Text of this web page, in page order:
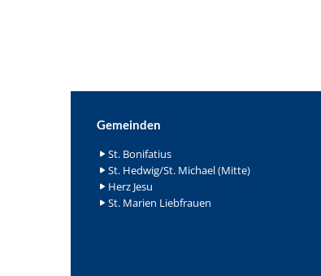
Gemeinden
St. Bonifatius
St. Hedwig/St. Michael (Mitte)
Herz Jesu
St. Marien Liebfrauen